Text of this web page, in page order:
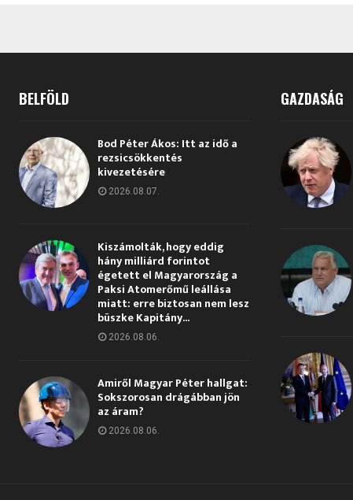
BELFÖLD
Bod Péter Ákos: Itt az idő a
rezsicsökkentés
kivezetésére
2026.08.07.
Kiszámolták, hogy eddig
hány milliárd forintot
égetett el Magyarország a
Paksi Atomerőmű leállása
miatt: erre biztosan nem lesz
büszke Kapitány...
2026.08.06.
Amiről Magyar Péter hallgat:
Sokszorosan drágábban jön
az áram?
2026.08.06.
GAZDASÁG